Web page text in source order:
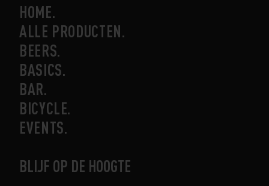
BLIJF OP DE HOOGTE
HOME
ALLE PRODUCTEN
BEERS
BASICS
BAR
BICYCLE
EVENTS